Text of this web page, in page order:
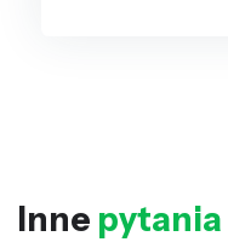
Inne pytania